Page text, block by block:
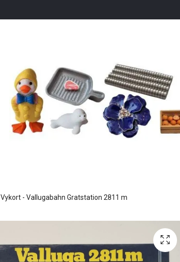
Vykort - Vallugabahn Gratstation 2811 m